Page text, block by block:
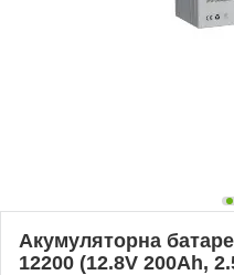
Акумуляторна
12200 (12.8V 200Ah,